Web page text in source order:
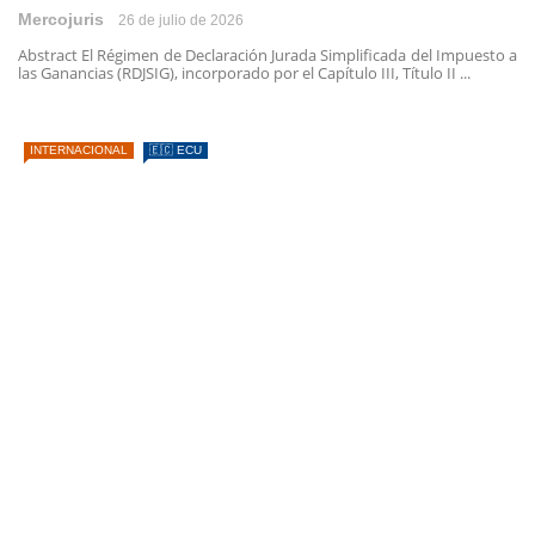
Mercojuris 26 de julio de 2026
Abstract El Régimen de Declaración Jurada Simplificada del Impuesto a
las Ganancias (RDJSIG), incorporado por el Capítulo III, Título II ...
INTERNACIONAL 🇪🇨 ECU